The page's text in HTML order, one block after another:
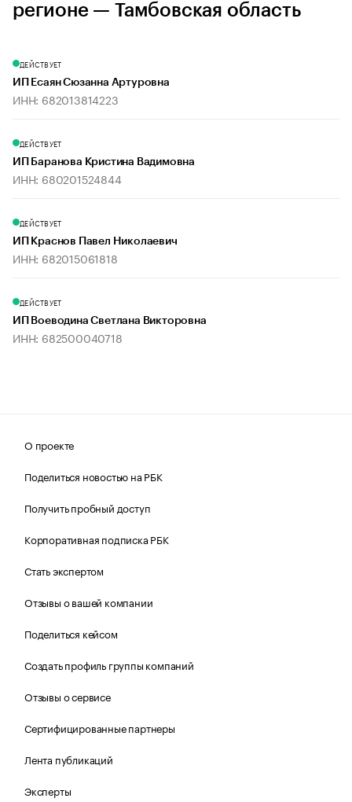
регионе — Тамбовская область
ДЕЙСТВУЕТ
ИП Есаян Сюзанна Артуровна
ИНН: 682013814223
ДЕЙСТВУЕТ
ИП Баранова Кристина Вадимовна
ИНН: 680201524844
ДЕЙСТВУЕТ
ИП Краснов Павел Николаевич
ИНН: 682015061818
ДЕЙСТВУЕТ
ИП Воеводина Светлана Викторовна
ИНН: 682500040718
О проекте
Поделиться новостью на РБК
Получить пробный доступ
Корпоративная подписка РБК
Стать экспертом
Отзывы о вашей компании
Поделиться кейсом
Создать профиль группы компаний
Отзывы о сервисе
Сертифицированные партнеры
Лента публикаций
Эксперты